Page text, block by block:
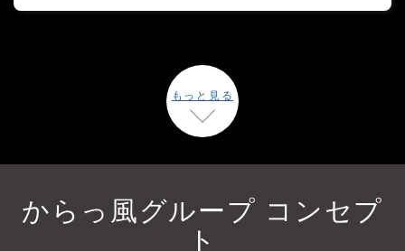
もっと見る
からっ風グループ コンセプ
ト